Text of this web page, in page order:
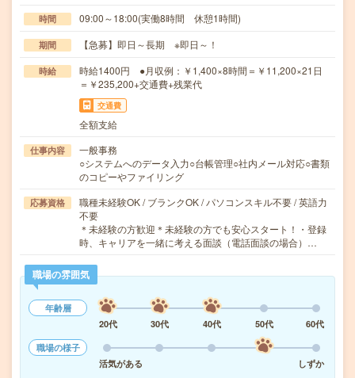
時間 09:00～18:00(実働8時間 休憩1時間)
期間 【急募】即日～長期 ※即日～！
時給
時給1400円 ●月収例：￥1,400×8時間＝￥11,200×21日
＝￥235,200+交通費+残業代
交通費
全額支給
仕事内容
一般事務
○システムへのデータ入力○台帳管理○社内メール対応○書類
のコピーやファイリング
応募資格
職種未経験OK / ブランクOK / パソコンスキル不要 / 英語力
不要
＊未経験の方歓迎＊未経験の方でも安心スタート！・登録
時、キャリアを一緒に考える面談（電話面談の場合）…
職場の雰囲気
年齢層
20代
30代 40代 50代
60代
職場の様子
活気がある
しずか